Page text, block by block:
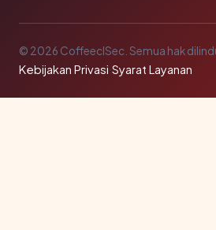
© 2026 CoffeeclSec. Semua hak
Kebijakan Privasi·Syarat Layanan